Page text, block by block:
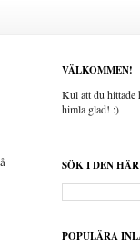
VÄLKOMMEN!
Kul att du hittade
himla glad! :)
SÖK I DEN
POPULÄRA